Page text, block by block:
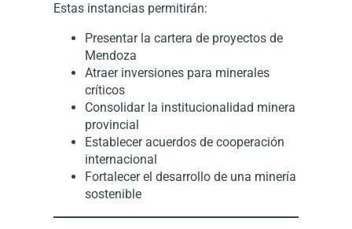
Estas instancias permitirán:
Presentar la cartera de proyectos de
Mendoza
Atraer inversiones para minerales
críticos
Consolidar la institucionalidad minera
provincial
Establecer acuerdos de cooperación
internacional
Fortalecer el desarrollo de una minería
sostenible